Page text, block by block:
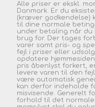
Alle priser er ekskl.
Danmark. Er du
(kræver godkendelse)
til dine normale
under betaling når
brug for. Der tages
varer samt pris- og
fejl i priser eller
opdatere
pris åbenlyst forkert,
levere varen til den
være automatisk
kan derfor indeholde
misvisende. Generelt
forhold til det normale